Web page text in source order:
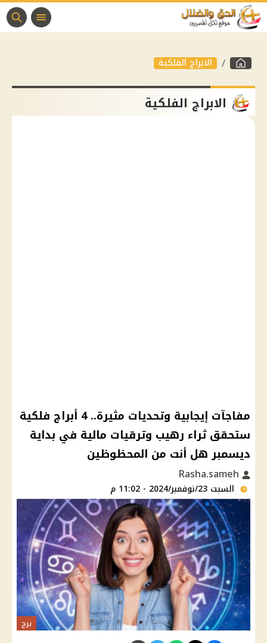
الابراج الفلكية
الابراج الفلكية
مفاجآت إيجابية وتحديات مثيرة.. 4 أبراج فلكية
ستحقق ثراء رهيب وترقيات مالية في بداية
ديسمبر هل أنت من المحظوظين
السبت 23/نوفمبر/2024 - 11:02 م
برج